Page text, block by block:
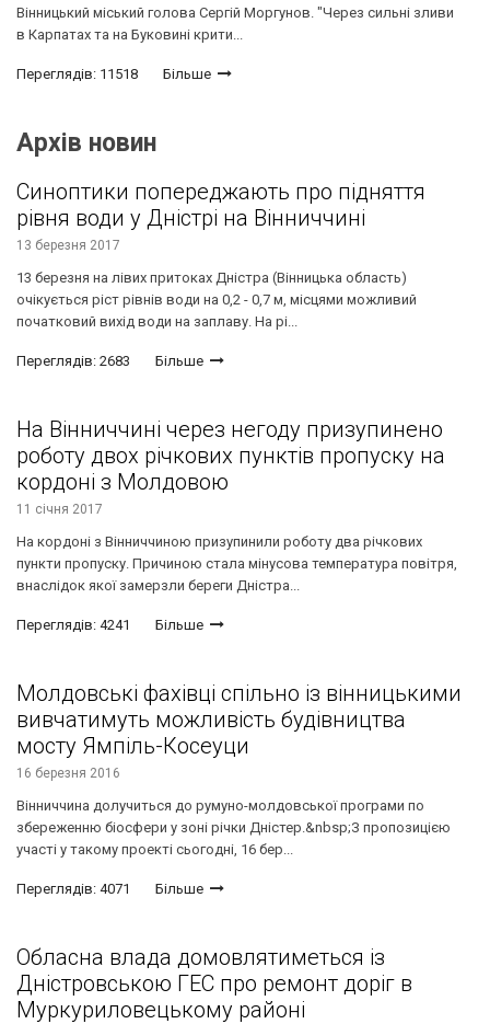
Вінницький міський голова Сергій Моргунов. "Через сильні зливи
в Карпатах та на Буковині крити...
Переглядів: 11518 Більше
Архів новин
Синоптики попереджають про підняття
рівня води у Дністрі на Вінниччині
13 березня 2017
13 березня на лiвих притоках Днiстра (Вiнницька область)
очiкується ріст рівнів води на 0,2 - 0,7 м, мiсцями можливий
початковий вихiд води на заплаву. На рі...
Переглядів: 2683 Більше
На Вінниччині через негоду призупинено
роботу двох річкових пунктів пропуску на
кордоні з Молдовою
11 січня 2017
На кордоні з Вінниччиною призупинили роботу два річкових
пункти пропуску. Причиною стала мінусова температура повітря,
внаслідок якої замерзли береги Дністра...
Переглядів: 4241 Більше
Молдовські фахівці спільно із вінницькими
вивчатимуть можливість будівництва
мосту Ямпіль-Косеуци
16 березня 2016
Вінниччина долучиться до румуно-молдовської програми по
збереженню біосфери у зоні річки Дністер.&nbsp;З пропозицією
участі у такому проекті сьогодні, 16 бер...
Переглядів: 4071 Більше
Обласна влада домовлятиметься із
Дністровською ГЕС про ремонт доріг в
Муркуриловецькому районі